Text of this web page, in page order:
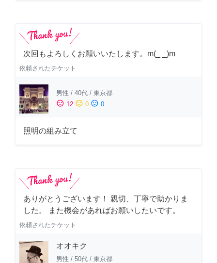
次回もよろしくお願いいたします。m(_ _)m
依頼されたチケット
男性 / 40代 / 東京都
sentiment_satisfied 12 sentiment_neutral 0 sentiment_dissatisfied 0
照明の組み立て
ありがとうございます！ 親切、丁寧で助かりま
した。 また機会があればお願いしたいです。
依頼されたチケット
オオキク
男性 / 50代 / 東京都